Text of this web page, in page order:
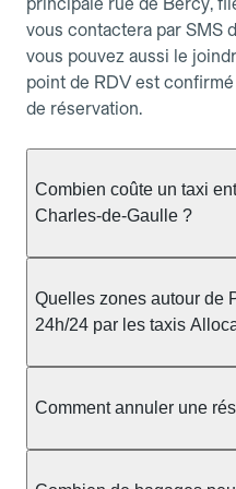
vous contactera par SMS
vous pouvez aussi le
point de RDV est
de réservation.
Combien coûte un taxi
Charles-de-Gaulle ?
Charles-de-Gaulle coûte
68 €, pour une durée
sans surprise au
à l'avance pour garantir la
Quelles zones autour de
24h/24 par les taxis
dans les communes
les-Moulineaux,
Perret. Pour les courses
Comment annuler une